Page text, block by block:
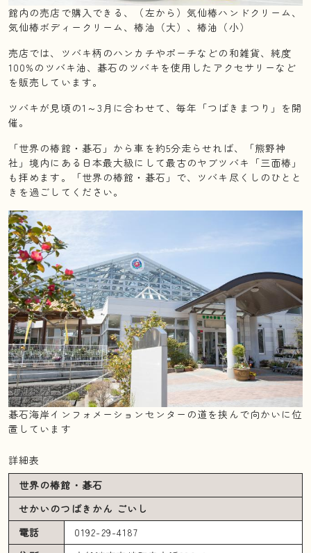
館内の売店で購入できる、（左から）気仙椿ハンドクリーム、
気仙椿ボディークリーム、椿油（大）、椿油（小）
売店では、ツバキ柄のハンカチやポーチなどの和雑貨、純度
100%のツバキ油、碁石のツバキを使用したアクセサリーなど
を販売しています。
ツバキが見頃の1～3月に合わせて、毎年「つばきまつり」を開
催。
「世界の椿館・碁石」から車を約5分走らせれば、「熊野神
社」境内にある日本最大級にして最古のヤブツバキ「三面椿」
も拝めます。「世界の椿館・碁石」で、ツバキ尽くしのひとと
きを過ごしてください。
碁石海岸インフォメーションセンターの道を挟んで向かいに位
置しています
詳細表
世界の椿館・碁石
せかいのつばきかん ごいし
電話
0192-29-4187